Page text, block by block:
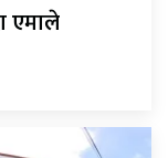
एमाले